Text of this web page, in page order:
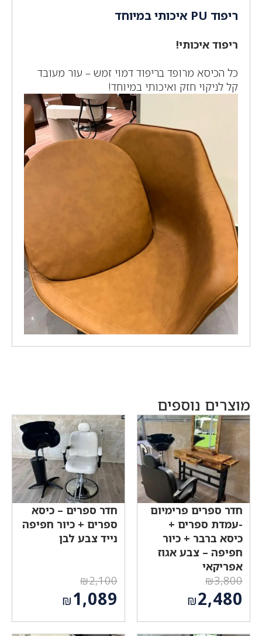
ריפוד PU איכותי במיוחד
ריפוד איכותי!
כל הכיסא מרופד בריפוד דמוי זמש – עור מעובד
קל לניקוי חזק ואיכותי במיוחד!
מוצרים נוספים
חדר ספרים פרימיום
-עמדת ספרים +
כיסא ברבר + כיור
חפיפה – צבע אגוז
אפריקאי
₪3,800
המחיר
המקורי
היה:
₪2,480
הנוכחי
חדר ספרים – כיסא
ספרים + כיור חפיפה
נייד צבע לבן
₪2,100
המחיר
המקורי
היה:
₪1,089
הנוכחי